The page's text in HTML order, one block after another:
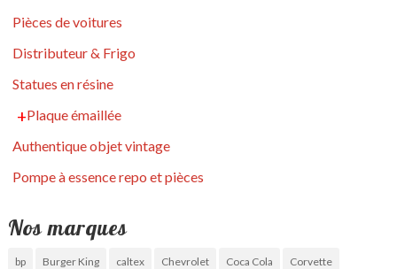
Pièces de voitures
Distributeur & Frigo
Statues en résine
Plaque émaillée
Authentique objet vintage
Pompe à essence repo et pièces
Nos marques
bp Burger King caltex Chevrolet Coca Cola Corvette